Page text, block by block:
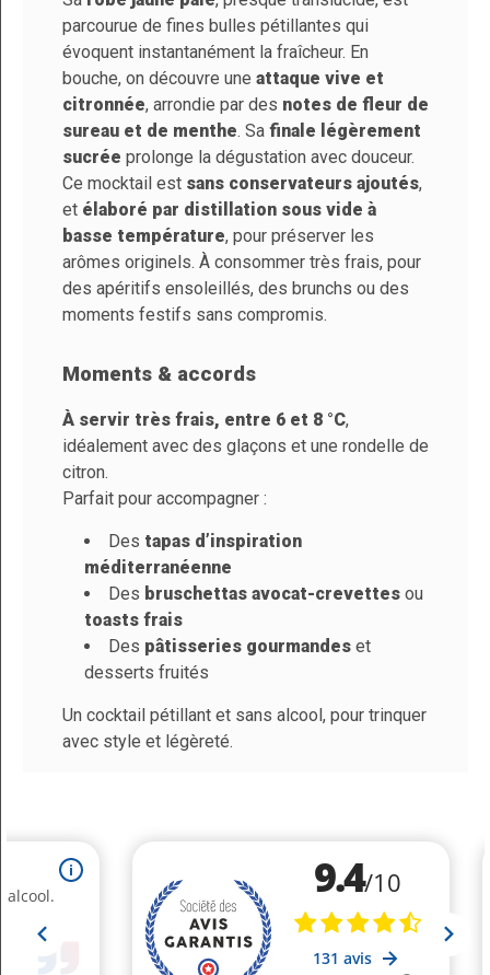
parcourue de fines bulles pétillantes qui
évoquent instantanément la fraîcheur. En
bouche, on découvre une attaque vive et
citronnée, arrondie par des notes de fleur de
sureau et de menthe. Sa finale légèrement
sucrée prolonge la dégustation avec douceur.
Ce mocktail est sans conservateurs ajoutés,
et élaboré par distillation sous vide à
basse température, pour préserver les
arômes originels. À consommer très frais, pour
des apéritifs ensoleillés, des brunchs ou des
moments festifs sans compromis.
Moments & accords
À servir très frais, entre 6 et 8 °C,
idéalement avec des glaçons et une rondelle de
citron.
Parfait pour accompagner :
Des tapas d’inspiration
méditerranéenne
Des bruschettas avocat-crevettes ou
toasts frais
Des pâtisseries gourmandes et
desserts fruités
Un cocktail pétillant et sans alcool, pour trinquer
avec style et légèreté.
Méthode De
Fabrication
Boisson à base de
vin désalcoolisé
Format 75 cl
Couleur Cocktail sans alcool
Volume D'alcool Inférieur à 0,5%
Température De
6° à 8°C
Arômes
Taux De Sucre 7,5 g / 100ml
L'ATTESTATION
Contrôle & qualité
Basé sur 2 avis
Trier par date décroissante
Alain B.
Publié le 7/25/26, 7:28 PM (Date de commande
: 7/20/2026)
Très bon.
: 6/9/2026)
RAS